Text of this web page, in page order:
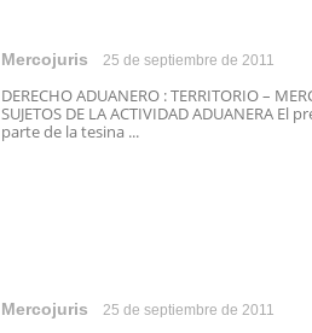
Mercojuris 25 de septiembre de 2011
DERECHO ADUANERO : TERRITORIO –
SUJETOS DE LA ACTIVIDAD ADUANERA El
parte de la tesina ...
Mercojuris 25 de septiembre de 2011